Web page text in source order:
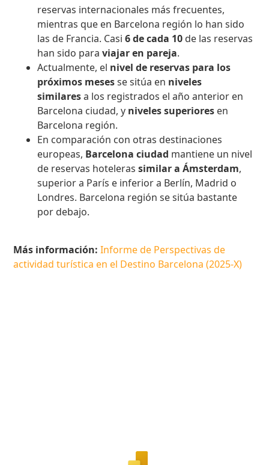
reservas internacionales más frecuentes,
mientras que en Barcelona región lo han sido
las de Francia. Casi6 de cada 10 de las reservas
han sido paraviajar en pareja.
Actualmente, el nivel de reservas para los
próximos mesesse sitúa en niveles
similaresa los registrados el año anterior en
Barcelona ciudad, y niveles superiores en
Barcelona región.
En comparación con otras destinaciones
europeas, Barcelona ciudad mantiene un nivel
de reservas hotelerassimilar a Ámsterdam,
superior a París e inferior a Berlín, Madrid o
Londres. Barcelona región se sitúa bastante
por debajo.
Más información: Informe de Perspectivas de
actividad turística en el Destino Barcelona (2025-X)